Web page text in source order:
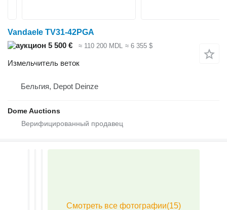
Vandaele TV31-42PGA
5 500 €
≈ 110 200 MDL ≈ 6 355 $
Измельчитель веток
Бельгия, Depot Deinze
Dome Auctions